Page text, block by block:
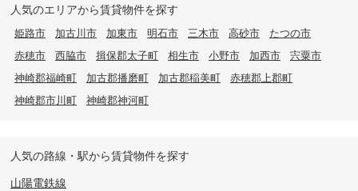
人気のエリアから賃貸物件を探す
姫路市 加古川市 加東市 明石市 三木市 高砂市
たつの市
赤穂市
西脇市 揖保郡太子町 相生市 小野市 加西市
宍粟市
神崎郡福崎町
加古郡播磨町 加古郡稲美町
赤穂郡上郡町
神崎郡市川町
神崎郡神河町
人気の路線・駅から賃貸物件を探す
山陽電鉄線